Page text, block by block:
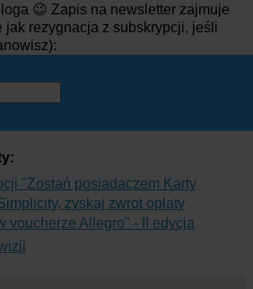
😉 Zapis na newsletter zajmuje
rezygnacja z subskrypcji, jeśli
"Zostań posiadaczem Karty
zyskaj zwrot opłaty
voucherze Allegro" - II edycja